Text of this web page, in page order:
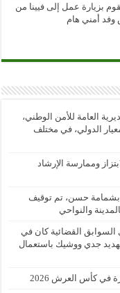
بزيارة عمل إلى فيينا من
العامة للأمن الوطني،
الدولي، في مختلف
وممارسة الإرشاد
بشمامة حسن، تم توقيف
والنواحي
القضائية كان في
جدي ووشيك باستعمال
في كأس العرش 2026